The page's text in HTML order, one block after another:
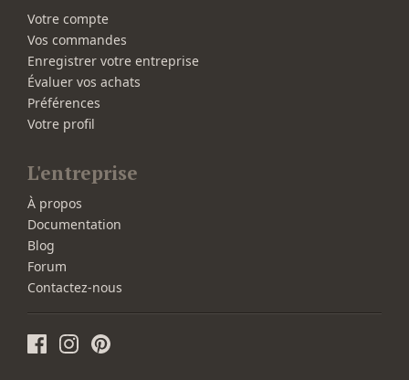
Votre compte
Vos commandes
Enregistrer votre entreprise
Évaluer vos achats
Préférences
Votre profil
L'entreprise
À propos
Documentation
Blog
Forum
Contactez-nous